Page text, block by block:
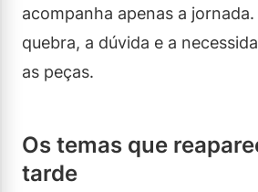
acompanha apenas a
quebra, a dúvida e a
as peças.
Os temas que
tarde